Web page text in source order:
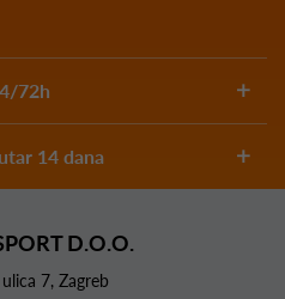
72h
14 dana
D.O.O.
7, Zagreb